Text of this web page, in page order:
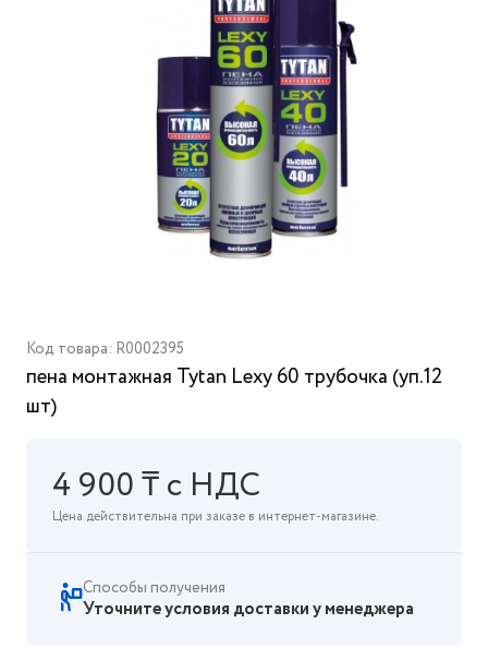
Код товара: R0002395
пена монтажная Tytan Lexy 60 трубочка (уп.12
шт)
4 900 ₸ с НДС
Цена действительна при заказе в интернет-магазине.
Способы получения
Уточните условия доставки у менеджера